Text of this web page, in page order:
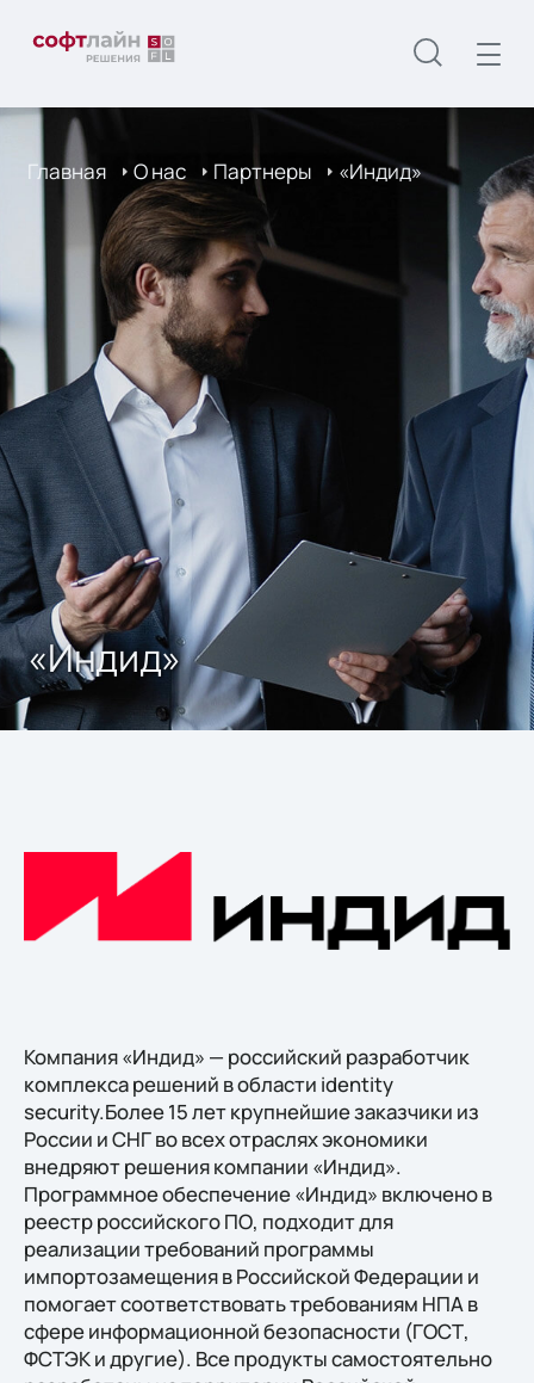
Главная О нас Партнеры «Индид»
«Индид»
Компания «Индид» — российский разработчик
комплекса решений в области identity
security.Более 15 лет крупнейшие заказчики из
России и СНГ во всех отраслях экономики
внедряют решения компании «Индид».
Программное обеспечение «Индид» включено в
реестр российского ПО, подходит для
реализации требований программы
импортозамещения в Российской Федерации и
помогает соответствовать требованиям НПА в
сфере информационной безопасности (ГОСТ,
ФСТЭК и другие). Все продукты самостоятельно